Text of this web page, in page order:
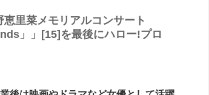
里菜メモリアルコンサート
」」[15]を最後にハロー!プロ